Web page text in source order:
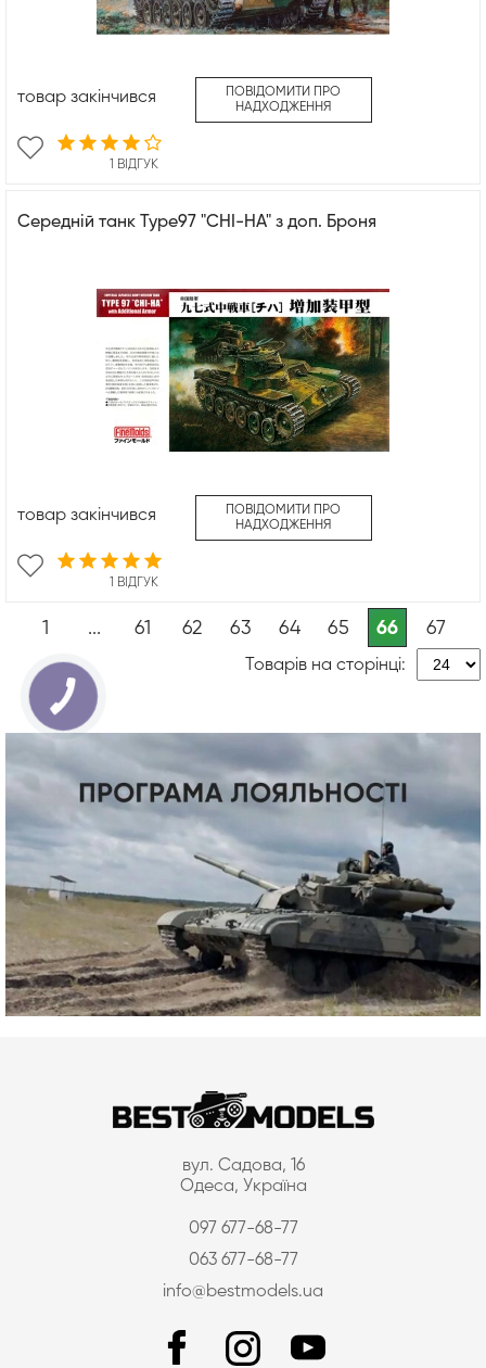
1 ВІДГУК
товар закінчився
ПОВІДОМИТИ ПРО
НАДХОДЖЕННЯ
Середній танк Type97 "CHI-HA" з доп. Броня
1 ВІДГУК
товар закінчився
ПОВІДОМИТИ ПРО
НАДХОДЖЕННЯ
1 ... 61 62 63 64 65 66 67
Товарів на сторінці:
вул. Садова, 16
Одеса, Україна
097 677-68-77
063 677-68-77
info@bestmodels.ua